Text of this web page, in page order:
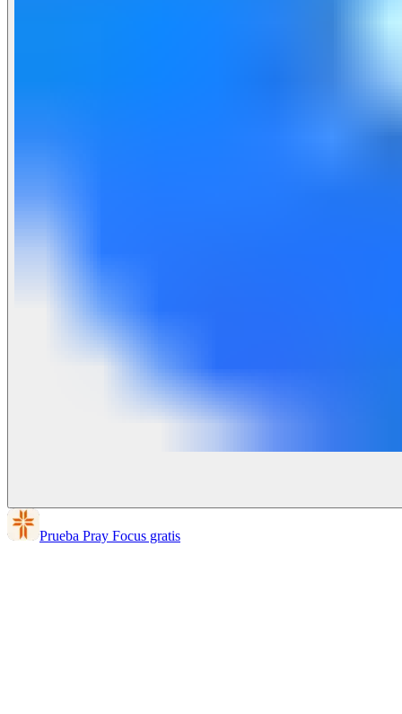
Prueba Pray Focus gratis